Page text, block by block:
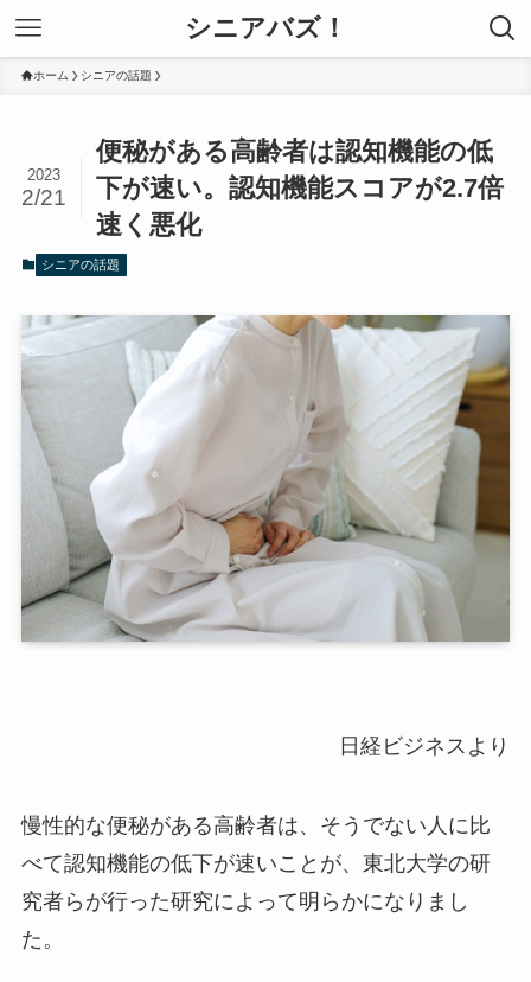
シニアバズ！
ホーム シニアの話題
便秘がある高齢者は認知機能の低
下が速い。認知機能スコアが2.7倍
速く悪化
2023
2/21
シニアの話題
日経ビジネスより
慢性的な便秘がある高齢者は、そうでない人に比
べて認知機能の低下が速いことが、東北大学の研
究者らが行った研究によって明らかになりまし
た。